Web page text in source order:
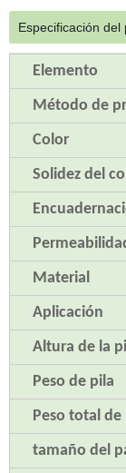
Especificación del
Elemento
Método de
Color
Solidez del
Material
Aplicación
Altura de la
Peso de pila
Peso total
tamaño del